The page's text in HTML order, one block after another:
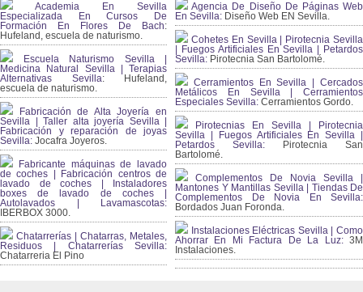
Academia En Sevilla
Especializada En Cursos De
Formación En Flores De Bach:
Hufeland, escuela de naturismo.
Escuela Naturismo Sevilla |
Medicina Natural Sevilla | Terapias
Alternativas Sevilla: Hufeland,
escuela de naturismo.
Fabricación de Alta Joyería en
Sevilla | Taller alta joyería Sevilla |
Fabricación y reparación de joyas
Sevilla: Jocafra Joyeros.
Fabricante máquinas de lavado
de coches | Fabricación centros de
lavado de coches | Instaladores
boxes de lavado de coches |
Autolavados | Lavamascotas:
IBERBOX 3000.
Chatarrerías | Chatarras, Metales,
Residuos | Chatarrerías Sevilla:
Chatarreria El Pino
Agencia De Diseño De Páginas Web
En Sevilla: Diseño Web EN Sevilla.
Cohetes En Sevilla | Pirotecnia Sevilla
| Fuegos Artificiales En Sevilla | Petardos
Sevilla: Pirotecnia San Bartolomé.
Cerramientos En Sevilla | Cercados
Metálicos En Sevilla | Cerramientos
Especiales Sevilla: Cerramientos Gordo.
Pirotecnias En Sevilla | Pirotecnia
Sevilla | Fuegos Artificiales En Sevilla |
Petardos Sevilla: Pirotecnia San
Bartolomé.
Complementos De Novia Sevilla |
Mantones Y Mantillas Sevilla | Tiendas De
Complementos De Novia En Sevilla:
Bordados Juan Foronda.
Instalaciones Eléctricas Sevilla | Como
Ahorrar En Mi Factura De La Luz:3M
Instalaciones.